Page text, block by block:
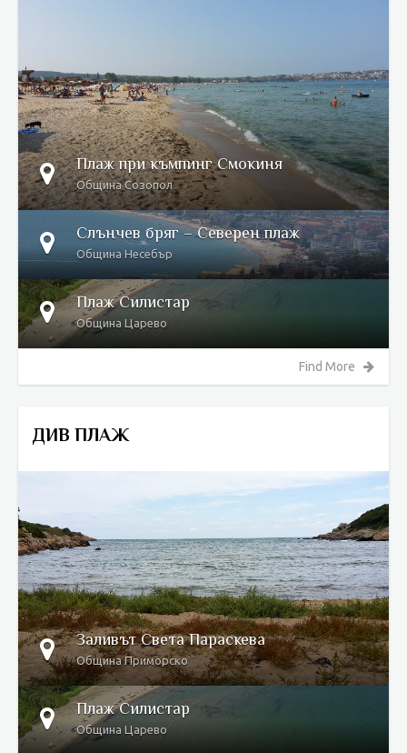
DETAILS
Плаж при къмпинг Смокиня
Община Созопол
Слънчев бряг – Северен плаж
Община Несебър
Плаж Силистар
Община Царево
Find More
ДИВ ПЛАЖ
DETAILS
Заливът Света Параcкева
Община Приморско
Плаж Силистар
Община Царево